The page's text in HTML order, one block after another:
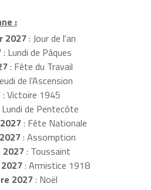
:
2027: Jour de l'an
: Lundi de Pâques
: Fête du Travail
de l'Ascension
: Victoire 1945
Lundi de Pentecôte
: Fête Nationale
: Assomption
2027: Toussaint
: Armistice 1918
2027: Noël